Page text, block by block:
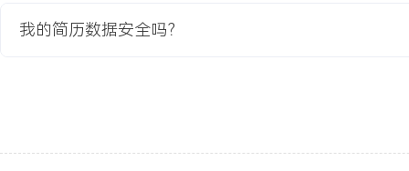
X.X%，超出客户预期指标。
我的简历数据安全吗？